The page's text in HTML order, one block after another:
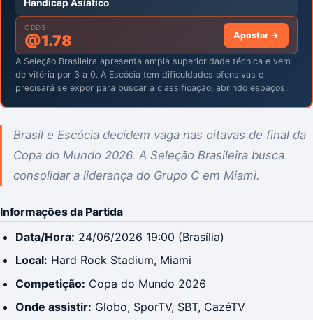
Handicap Asiático
ODDS
@1.78 Apostar →
A Seleção Brasileira apresenta ampla superioridade técnica e vem
de vitória por 3 a 0. A Escócia tem dificuldades ofensivas e
precisará se expor para buscar a classificação, abrindo espaços.
Brasil e Escócia decidem vaga nas oitavas de final da
Copa do Mundo 2026. A Seleção Brasileira busca
consolidar a liderança do Grupo C em Miami.
Informações da Partida
Data/Hora: 24/06/2026 19:00 (Brasília)
Local: Hard Rock Stadium, Miami
Competição: Copa do Mundo 2026
Onde assistir: Globo, SporTV, SBT, CazéTV